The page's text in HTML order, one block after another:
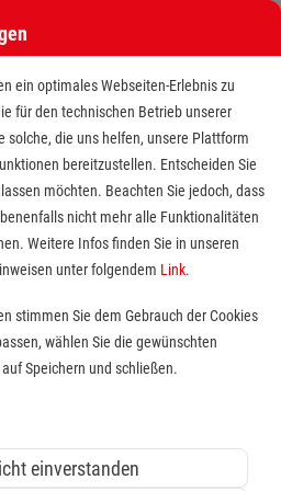
(FSJ/BFD) im
und
bei uns die Tätigkeit, die ihn
ein optimales Webseiten-Erlebnis zu
für den technischen Betrieb unserer
solche, die uns helfen, unsere Plattform
bereitzustellen. Entscheiden Sie
möchten. Beachten Sie jedoch, dass
nicht mehr alle Funktionalitäten
Weitere Infos finden Sie in unseren
unter folgendem Link.
stimmen Sie dem Gebrauch der Cookies
wählen Sie die gewünschten
Speichern und schließen.
einverstanden